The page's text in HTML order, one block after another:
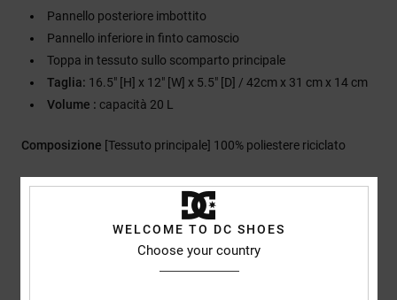
Pannello posteriore imbottito
Pannello inferiore in finto camoscio
Toppa in tessuto sullo scomparto principale
Taglia: 16.5" [H] x 12" [W] x 5.5" [D] / 42cm x 31 cm x 14 cm
Volume : capacità 20 L
Composizione [Tessuto principale] 100% poliestere riciclato
WELCOME TO DC SHOES
Choose your country